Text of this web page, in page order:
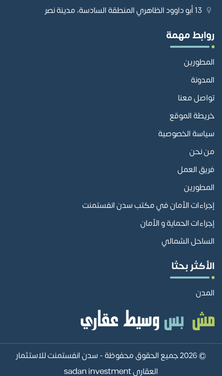
روابط مهمة
المطورين
المدونة
تواصل معنا
خريطة الموقع
سياسة الخصوصية
من نحن
فريق العمل
المطورين
إجراءات الأمان في مكتب سدن انفستمنت
إجراءات الحماية و الأمان
الساحل الشمالي
الأكثر بحثا
المدن
© 2026 جميع الحقوق محفوظة -
سدن انفستمنت للاستثمار
العقاري sadan investment